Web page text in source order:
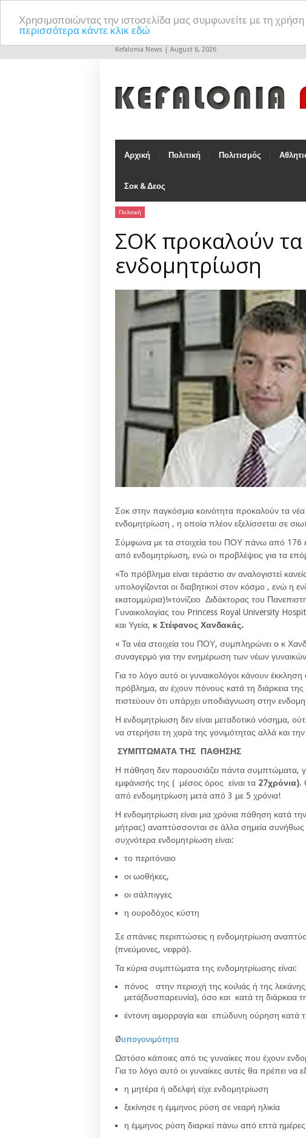
Χρησιμοποιώντας την ιστοσελίδα μας συμφωνείτε με τη
περισσότερα κάντε κλικ εδώ
Kefalonia News | August 6, 2026
Αρχική Πολιτική Πολιτισμός
Σοκ & Δεος
Πολιτική
ΣΟΚ προκαλούν τα
ενδομητρίωση
Σοκ στην παγκόσμια κοινότητα προκαλούν τα
ενδομητρίωση , η οποία πλέον εξελίσσεται σε
Σύμφωνα με τα στοιχεία του ΠΟΥ πάνω από 176
από ενδομητρίωση, ενώ οι προβλέψεις για τα
«Το πρόβλημα είναι τεράστιο αν αναλογιστεί
υπολογίζονται οι διαβητικοί στον κόσμο , ενώ η
εκατομμύρια)!»τονίζειο Διδάκτορας του
Γυναικολογίας του Princess Royal University
και Υγεία, κ Στέφανος Χανδακάς.
« Τα νέα στοιχεία του ΠΟΥ, συμπληρώνει ο κ
συναγερμό για την ενημέρωση των νέων
Για το λόγο αυτό οι γυναικολόγοι κάνουν
πρόβλημα, αν έχουν πόνους κατά τη διάρκεια της
πιστεύουν ότι υπάρχει υποδιάγνωση στην
Η ενδομητρίωση δεν είναι μεταδοτικό νόσημα,
να στερήσει τη χαρά της γονιμότητας αλλά και
ΣΥΜΠΤΩΜΑΤΑ ΤΗΣ ΠΑΘΗΣΗΣ
Η πάθηση δεν παρουσιάζει πάντα συμπτώματα,
εμφάνισής της ( μέσος όρος είναι τα 27χρόνια).
από ενδομητρίωση μετά από 3 με 5 χρόνια!
Η ενδομητρίωση είναι μια χρόνια πάθηση κατά
μήτρας) αναπτύσσονται σε άλλα σημεία
συχνότερα ενδομητρίωση είναι:
το περιτόναιο
οι ωοθήκες,
οι σάλπιγγες
η ουροδόχος κύστη
Σε σπάνιες περιπτώσεις η ενδομητρίωση
(πνεύμονες, νεφρά).
Τα κύρια συμπτώματα της ενδομητρίωσης είναι:
πόνος στην περιοχή της κοιλιάς ή της
μετά(δυσπαρευνία), όσο και κατά τη διάρκεια
έντονη αιμορραγία και επώδυνη ούρηση κατά
Øυπογονιμότητα
Ωστόσο κάποιες από τις γυναίκες που έχουν
Για το λόγο αυτό οι γυναίκες αυτές θα πρέπει να
η μητέρα ή αδελφή είχε ενδομητρίωση
ξεκίνησε η έμμηνος ρύση σε νεαρή ηλικία
η έμμηνος ρύση διαρκεί πάνω από επτά